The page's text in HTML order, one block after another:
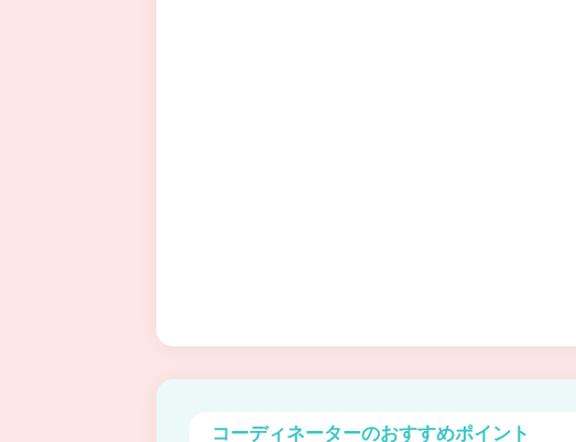
コーディネーターのおすすめポイント